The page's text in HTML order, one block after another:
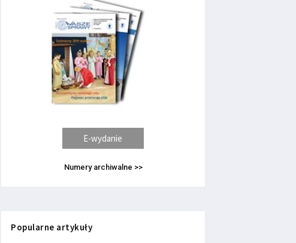
E-wydanie
Numery archiwalne >>
Popularne artykuły